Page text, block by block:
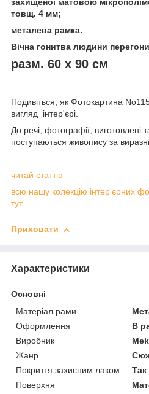
товщ. 4 мм;
металева рамка.
Вічна гонитва людини
разм. 60 х 90 см
Подивіться, як Фотокартина
вигляд інтер'єрі.
До речі, фотографії,
поступаються живопису за
читай статтю
всю нашу колекцію інтер'єрних
тут
Приховати
Характеристики
Основні
Матеріал рами
Оформлення
В
Виробник
Жанр
Покриття захисним лаком
Так
Поверхня